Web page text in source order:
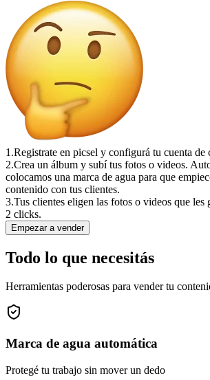
1.Registrate en picsel y configurá tu cuenta de
2.Crea un álbum y subí tus fotos o videos.
colocamos una marca de agua para que
contenido con tus clientes.
3.Tus clientes eligen las fotos o videos que les
2 clicks.
Empezar a vender
Todo lo que necesitás
Herramientas poderosas para vender tu
Marca de agua automática
Protegé tu trabajo sin mover un dedo